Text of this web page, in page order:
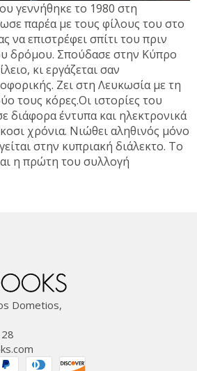
γεννήθηκε το 1980 στη
παρέα με τους φίλους του στο
να επιστρέφει σπίτι του πριν
δρόμου. Σπούδασε στην Κύπρο
κι εργάζεται σαν
Ζει στη Λευκωσία με τη
τους κόρες.Οι ιστορίες του
διάφορα έντυπα και ηλεκτρονικά
χρόνια. Νιώθει αληθινός μόνο
στην κυπριακή διάλεκτο. Το
η πρώτη του συλλογή
Dometios,